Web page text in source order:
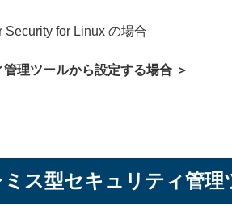
Security for Linux の場合
管理ツールから設定する場合 ＞
ス型セキュリティ管理